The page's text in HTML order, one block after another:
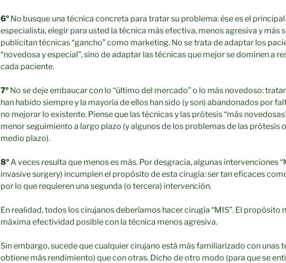
6º No busque una técnica concreta para tratar su problema: ése es el
especialista, elegir para usted la técnica más efectiva, menos agresiva y más
publicitan técnicas “gancho” como marketing. No se trata de adaptar los
“novedosa y especial”, sino de adaptar las técnicas que mejor se dominen a
cada paciente.
7º No se deje embaucar con lo “último del mercado” o lo más novedoso:
han habido siempre y la mayoría de ellos han sido (y son) abandonados por
no mejorar lo existente. Piense que las técnicas y las prótesis “más
menor seguimiento a largo plazo (y algunos de los problemas de las prótesis
medio plazo).
8º A veces resulta que menos es más. Por desgracia, algunas intervenciones
invasive surgery) incumplen el propósito de esta cirugía: ser tan eficaces
por lo que requieren una segunda (o tercera) intervención.
En realidad, todos los cirujanos deberíamos hacer cirugía “MIS”. El propósito
máxima efectividad posible con la técnica menos agresiva.
Sin embargo, sucede que cualquier cirujano está más familiarizado con unas
obtiene más rendimiento) que con otras. Dicho de otro modo (para que se